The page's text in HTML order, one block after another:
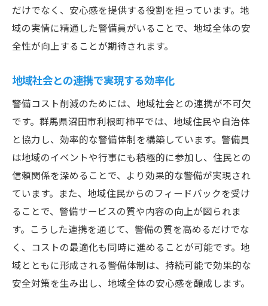
だけでなく、安心感を提供する役割を担っています。地
域の実情に精通した警備員がいることで、地域全体の安
全性が向上することが期待されます。
地域社会との連携で実現する効率化
警備コスト削減のためには、地域社会との連携が不可欠
です。群馬県沼田市利根町柿平では、地域住民や自治体
と協力し、効率的な警備体制を構築しています。警備員
は地域のイベントや行事にも積極的に参加し、住民との
信頼関係を深めることで、より効果的な警備が実現され
ています。また、地域住民からのフィードバックを受け
ることで、警備サービスの質や内容の向上が図られま
す。こうした連携を通じて、警備の質を高めるだけでな
く、コストの最適化も同時に進めることが可能です。地
域とともに形成される警備体制は、持続可能で効果的な
安全対策を生み出し、地域全体の安心感を醸成します。